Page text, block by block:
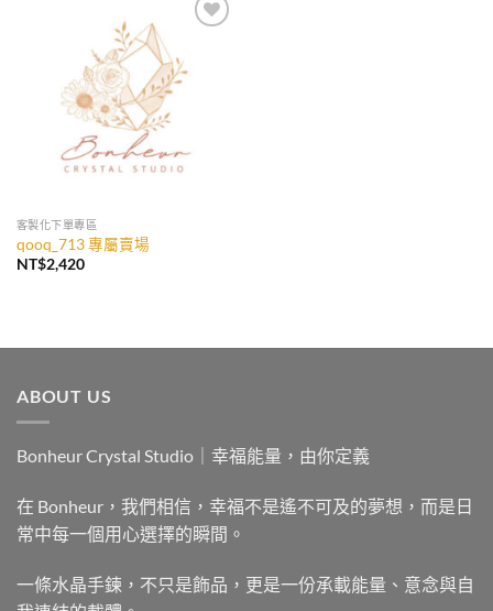
客製化下單專區
qooq_713 專屬賣場
NT$2,420
ABOUT US
Bonheur Crystal Studio｜幸福能量，由你定義
在 Bonheur，我們相信，幸福不是遙不可及的夢想，而是日
常中每一個用心選擇的瞬間。
一條水晶手鍊，不只是飾品，更是一份承載能量、意念與自